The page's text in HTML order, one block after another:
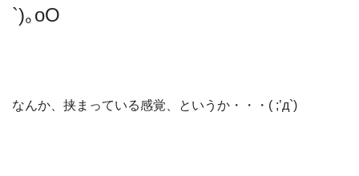
`)｡oO
なんか、挟まっている感覚、というか・・・( ;’д`)